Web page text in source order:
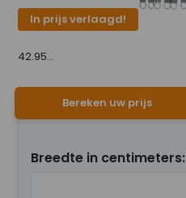
In prijs verlaagd!
42.95...
Bereken uw prijs
Breedte in centimeters: